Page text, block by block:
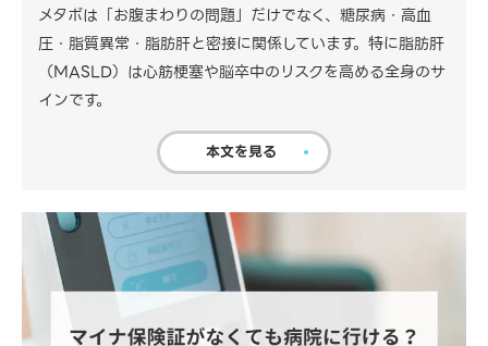
メタボは「お腹まわりの問題」だけでなく、糖尿病・高血
圧・脂質異常・脂肪肝と密接に関係しています。特に脂肪肝
（MASLD）は心筋梗塞や脳卒中のリスクを高める全身のサ
インです。
本文を見る